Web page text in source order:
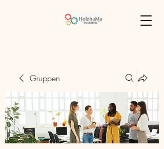
Gruppen